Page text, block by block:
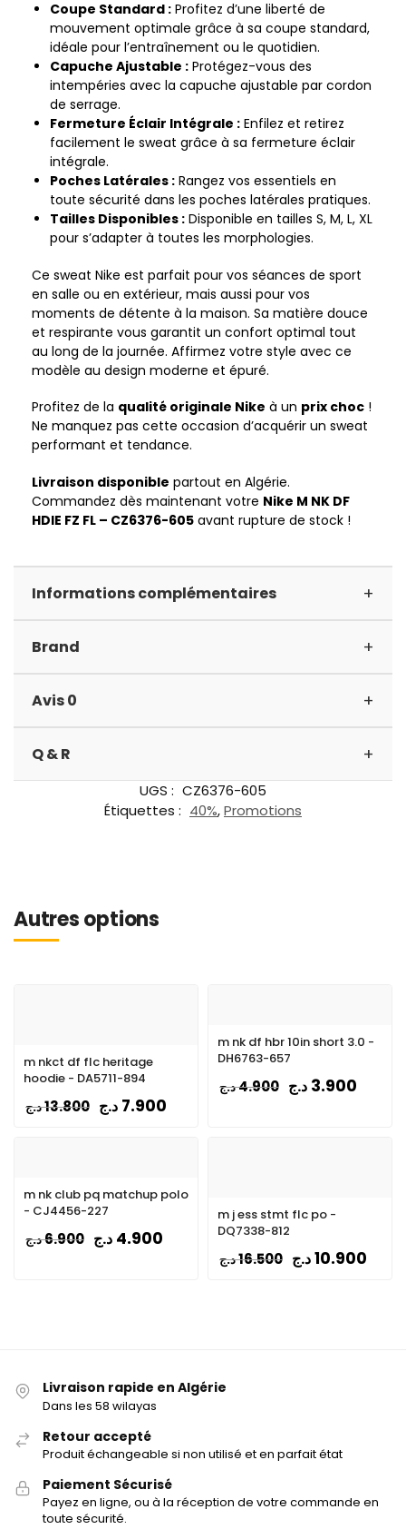
Coupe Standard : Profitez d’une liberté de
mouvement optimale grâce à sa coupe standard,
idéale pour l’entraînement ou le quotidien.
Capuche Ajustable : Protégez-vous des
intempéries avec la capuche ajustable par cordon
de serrage.
Fermeture Éclair Intégrale : Enfilez et retirez
facilement le sweat grâce à sa fermeture éclair
intégrale.
Poches Latérales : Rangez vos essentiels en
toute sécurité dans les poches latérales pratiques.
Tailles Disponibles : Disponible en tailles S, M, L, XL
pour s’adapter à toutes les morphologies.
Ce sweat Nike est parfait pour vos séances de sport
en salle ou en extérieur, mais aussi pour vos
moments de détente à la maison. Sa matière douce
et respirante vous garantit un confort optimal tout
au long de la journée. Affirmez votre style avec ce
modèle au design moderne et épuré.
Profitez de la qualité originale Nike à un prix choc !
Ne manquez pas cette occasion d’acquérir un sweat
performant et tendance.
Livraison disponible partout en Algérie.
Commandez dès maintenant votre Nike M NK DF
HDIE FZ FL – CZ6376-605 avant rupture de stock !
Informations complémentaires +
Brand +
Avis 0 +
Q & R +
UGS : CZ6376-605
Étiquettes : 40%,Promotions
Autres options
m nkct df flc heritage
hoodie - DA5711-894
13.800د.ج 7.900 د.ج
m nk df hbr 10in short 3.0 -
DH6763-657
4.900د.ج 3.900 د.ج
m nk club pq matchup polo
- CJ4456-227
6.900د.ج 4.900 د.ج
m j ess stmt flc po -
DQ7338-812
16.500د.ج 10.900د.ج
Livraison rapide en Algérie
Dans les 58 wilayas
Retour accepté
Produit échangeable si non utilisé et en parfait état
Paiement Sécurisé
Payez en ligne, ou à la réception de votre commande en
toute sécurité.